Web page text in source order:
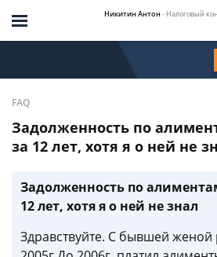
Никитин Антон - Налоговый
FAQ
Задолженность по
за 12 лет, хотя я о ней не
Задолженность по
12 лет, хотя я о ней не знал
Здравствуйте. С бывшей женой